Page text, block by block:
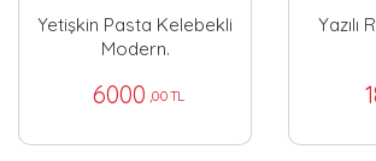
Yetişkin Pasta Kelebekli
Modern.
6000 ,00 TL
Yazılı